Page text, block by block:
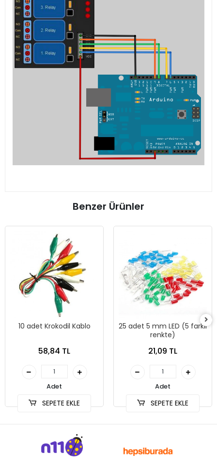
Benzer Ürünler
10 adet Krokodil Kablo
58,84 TL
Adet
SEPETE EKLE
25 adet 5 mm LED (5 farklı
renkte)
21,09 TL
Adet
SEPETE EKLE